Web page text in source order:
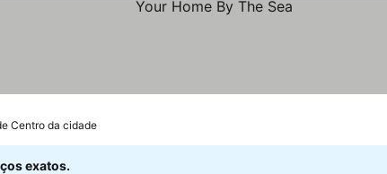
Centro da cidade
exatos.